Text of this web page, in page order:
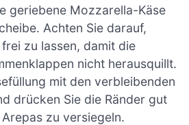
geriebene Mozzarella-Käse
Achten Sie darauf,
zu lassen, damit die
nicht herausquillt.
mit den verbleibenden
drücken Sie die Ränder gut
zu versiegeln.